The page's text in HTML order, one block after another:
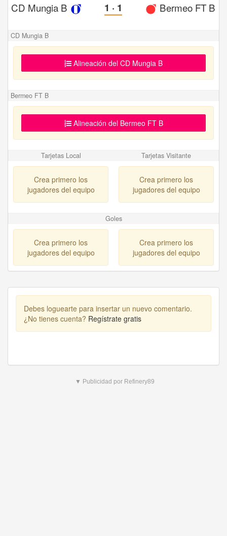
CD Mungia B 1 · 1 Bermeo FT B
CD Mungia B
Alineación del CD Mungia B
Bermeo FT B
Alineación del Bermeo FT B
Tarjetas Local Tarjetas Visitante
Crea primero los
jugadores del equipo
Crea primero los
jugadores del equipo
Goles
Crea primero los
jugadores del equipo
Crea primero los
jugadores del equipo
Debes loguearte para insertar un nuevo comentario.
¿No tienes cuenta? Regístrate gratis
▼ Publicidad por Refinery89